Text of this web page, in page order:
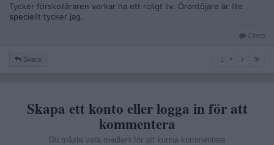
Tycker förskolläraren verkar ha ett roligt liv. Örontöjare är lite
speciellt tycker jag.
Citera
Svara
Skapa ett konto eller logga in för att
kommentera
Du måste vara medlem för att kunna kommentera